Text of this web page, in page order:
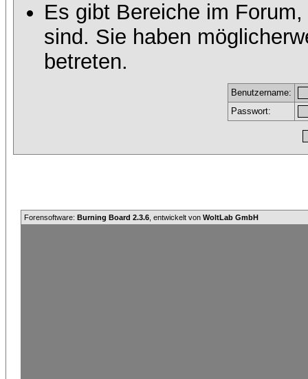
Es gibt Bereiche im
sind. Sie haben
betreten.
Benutzername:
Passwort:
Forensoftware: Burning Board 2.3.6 , entwickelt von WoltLab GmbH